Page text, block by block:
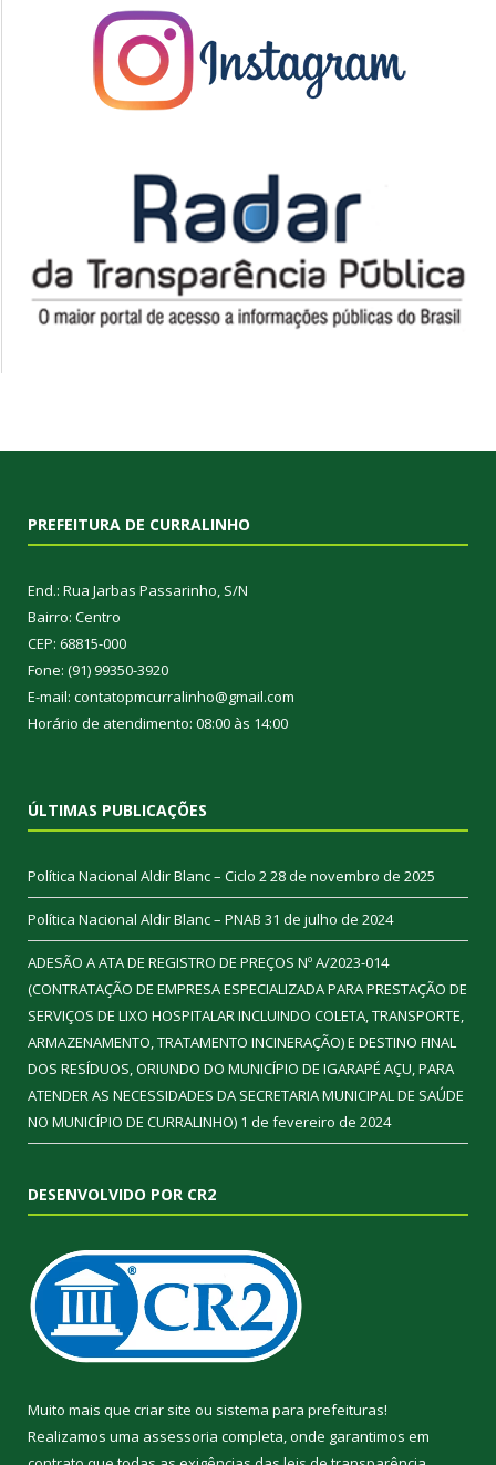
PREFEITURA DE CURRALINHO
End.: Rua Jarbas Passarinho, S/N
Bairro: Centro
CEP: 68815-000
Fone: (91) 99350-3920
E-mail: contatopmcurralinho@gmail.com
Horário de atendimento: 08:00 às 14:00
ÚLTIMAS PUBLICAÇÕES
Política Nacional Aldir Blanc – Ciclo 228 de novembro de 2025
Política Nacional Aldir Blanc – PNAB 31 de julho de 2024
ADESÃO A ATA DE REGISTRO DE PREÇOS Nº A/2023-014
(CONTRATAÇÃO DE EMPRESA ESPECIALIZADA PARA PRESTAÇÃO DE
SERVIÇOS DE LIXO HOSPITALAR INCLUINDO COLETA, TRANSPORTE,
ARMAZENAMENTO, TRATAMENTO INCINERAÇÃO) E DESTINO FINAL
DOS RESÍDUOS, ORIUNDO DO MUNICÍPIO DE IGARAPÉ AÇU, PARA
ATENDER AS NECESSIDADES DA SECRETARIA MUNICIPAL DE SAÚDE
NO MUNICÍPIO DE CURRALINHO) 1 de fevereiro de 2024
DESENVOLVIDO POR CR2
Muito mais que criar site ou sistema para prefeituras!
Realizamos uma assessoria completa, onde garantimos em